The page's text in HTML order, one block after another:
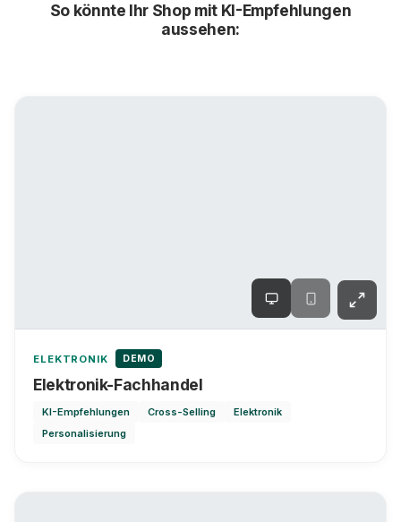
So könnte Ihr Shop mit KI-Empfehlungen
aussehen:
ELEKTRONIK DEMO
Elektronik-Fachhandel
KI-Empfehlungen Cross-Selling
Elektronik
Personalisierung